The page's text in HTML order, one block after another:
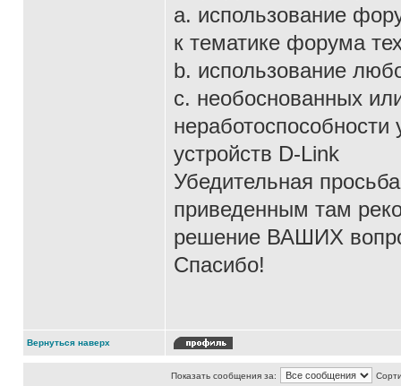
a. использование
к тематике форума
b. использование
c. необоснованных
устройств D-Link
Убедительная
приведенным там
решение ВАШИХ
Спасибо!
Вернуться наверх
Показать сообщения за: